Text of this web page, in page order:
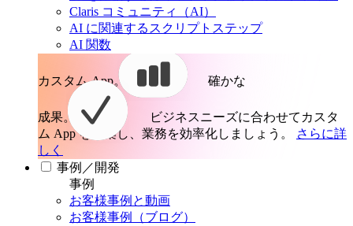
Claris コミュニティ（AI）
AI に関連するスクリプトステップ
AI 関数
カスタム App。 確かな
成果。
ビジネスニーズに合わせてカスタ
ム App を構築し、業務を効率化しましょう。
さらに詳
しく
事例／開発
事例
お客様事例と動画
お客様事例（ブログ）